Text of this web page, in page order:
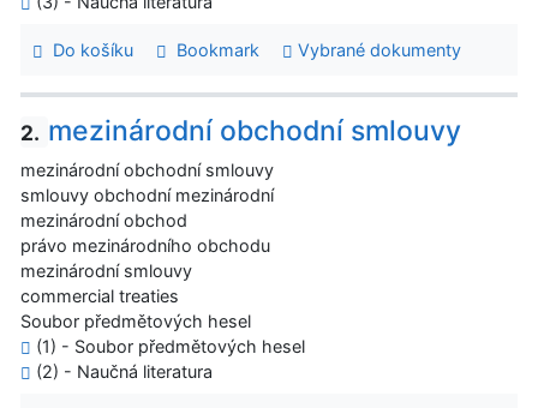
Do košíku Bookmark Vybrané dokumenty
2. mezinárodní obchodní smlouvy
mezinárodní obchodní smlouvy
smlouvy obchodní mezinárodní
mezinárodní obchod
právo mezinárodního obchodu
mezinárodní smlouvy
commercial treaties
Soubor předmětových hesel
(1) - Soubor předmětových hesel
(2) - Naučná literatura